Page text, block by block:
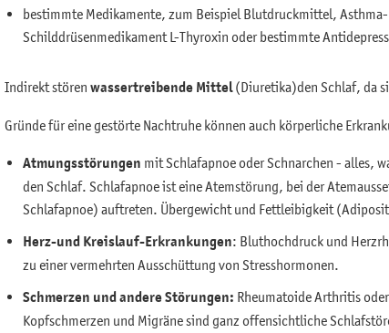
bestimmte Medikamente, zum Beispiel Blutdruckmittel,
Schilddrüsenmedikament L-Thyroxin oder bestimmte
Indirekt störenwassertreibende Mittel(Diuretika)den Schlaf, da
Gründe für eine gestörte Nachtruhe können auch körperliche
Atmungsstörungen mit Schlafapnoe oder Schnarchen - alles,
den Schlaf. Schlafapnoe ist eine Atemstörung, bei der
Schlafapnoe) auftreten. Übergewicht und Fettleibigkeit
Herz-und Kreislauf-Erkrankungen: Bluthochdruck und
zu einer vermehrten Ausschüttung von Stresshormonen.
Schmerzen und andere Störungen: Rheumatoide Arthritis
Kopfschmerzen und Migräne sind ganz offensichtliche